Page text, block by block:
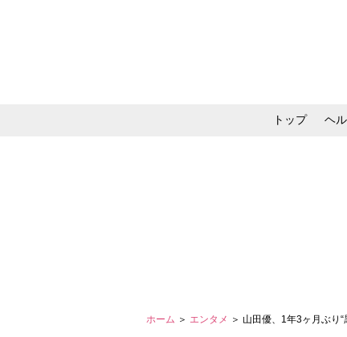
トップ ヘ
ホーム ＞ エンタメ ＞ 山田優、1年3ヶ月ぶり